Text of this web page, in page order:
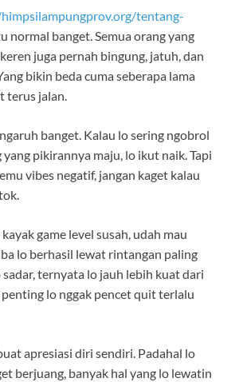
tentang-
normal banget. Semua orang yang
juga pernah bingung, jatuh, dan
bikin beda cuma seberapa lama
terus jalan.
banget. Kalau lo sering ngobrol
pikirannya maju, lo ikut naik. Tapi
vibes negatif, jangan kaget kalau
game level susah, udah mau
lo berhasil lewat rintangan paling
ternyata lo jauh lebih kuat dari
penting lo nggak pencet quit terlalu
apresiasi diri sendiri. Padahal lo
berjuang, banyak hal yang lo lewatin